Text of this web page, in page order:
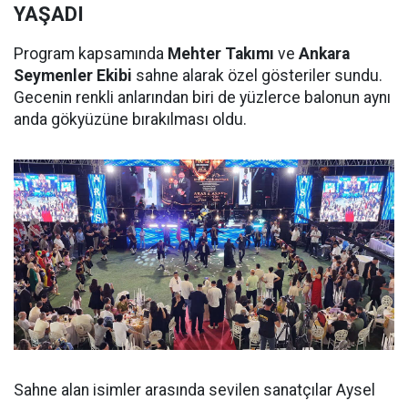
YAŞADI
Program kapsamında Mehter Takımı ve Ankara
Seymenler Ekibi sahne alarak özel gösteriler sundu.
Gecenin renkli anlarından biri de yüzlerce balonun aynı
anda gökyüzüne bırakılması oldu.
Sahne alan isimler arasında sevilen sanatçılar Aysel